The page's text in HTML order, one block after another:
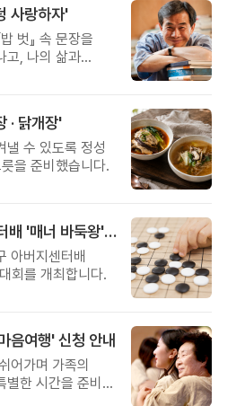
사랑하자'
벗』 속 문장을
고, 나의 삶과
· 닭개장'
낼 수 있도록 정성
을 준비했습니다.
제3회 서초구 아버지센터배 '매너 바둑왕' 대회
아버지센터배
회를 개최합니다.
음여행' 신청 안내
어가며 가족의
별한 시간을 준비해